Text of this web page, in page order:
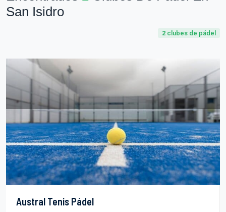
San Isidro
2 clubes de pádel
Austral Tenis Pádel